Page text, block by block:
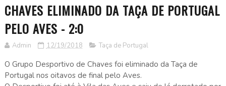
CHAVES ELIMINADO DA TAÇA DE PORTUGAL
PELO AVES - 2:0
Admin 12/19/2018 Taça de Portugal
O Grupo Desportivo de Chaves foi eliminado da Taça de
Portugal nos oitavos de final pelo Aves.